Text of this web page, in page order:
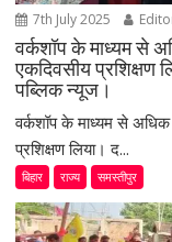
7th July 2025
वर्कशॉप के माध्यम से
एकदिवसीय प्रशिक्षण
पब्लिक न्यूज।
वर्कशॉप के माध्यम से
प्रशिक्षण लिया। द...
बिहार राज्य समस्तीपुर